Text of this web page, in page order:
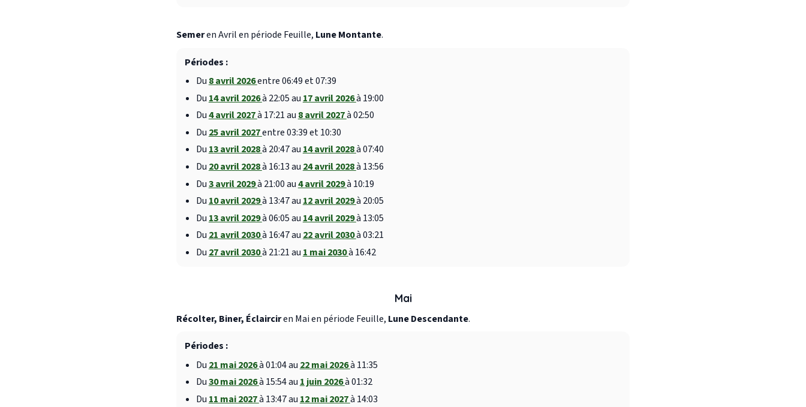
Semeren Avril en période Feuille, Lune Montante.
Périodes :
Du 8 avril 2026entre 06:49 et 07:39
Du 14 avril 2026à 22:05 au 17 avril 2026à 19:00
Du4 avril 2027à 17:21 au 8 avril 2027à 02:50
Du 25 avril 2027entre 03:39 et 10:30
Du 13 avril 2028à 20:47 au 14 avril 2028à 07:40
Du 20 avril 2028à 16:13 au 24 avril 2028à 13:56
Du3 avril 2029à 21:00 au4 avril 2029à 10:19
Du 10 avril 2029à 13:47 au 12 avril 2029à 20:05
Du 13 avril 2029à 06:05 au 14 avril 2029à 13:05
Du 21 avril 2030à 16:47 au 22 avril 2030à 03:21
Du 27 avril 2030à 21:21 au 1 mai 2030à 16:42
Mai
Récolter, Biner, Éclairciren Mai en période Feuille, Lune Descendante.
Périodes :
Du 21 mai 2026à 01:04 au 22 mai 2026à 11:35
Du30 mai 2026à 15:54 au 1 juin 2026à 01:32
Du 11 mai 2027à 13:47 au 12 mai 2027à 14:03